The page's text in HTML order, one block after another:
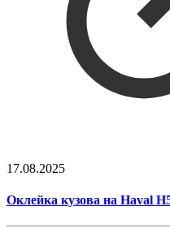
17.08.2025
Оклейка кузова на Haval